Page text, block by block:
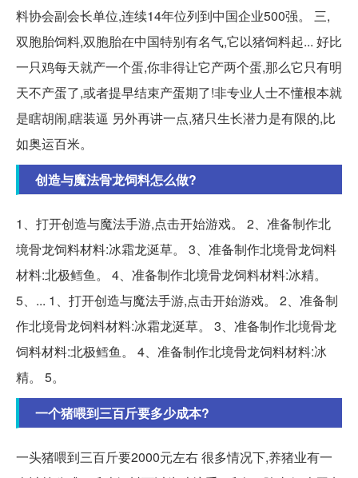
料协会副会长单位,连续14年位列到中国企业500强。 三,
双胞胎饲料,双胞胎在中国特别有名气,它以猪饲料起... 好比
一只鸡每天就产一个蛋,你非得让它产两个蛋,那么它只有明
天不产蛋了,或者提早结束产蛋期了!非专业人士不懂根本就
是瞎胡闹,瞎装逼 另外再讲一点,猪只生长潜力是有限的,比
如奥运百米。
创造与魔法骨龙饲料怎么做?
1、打开创造与魔法手游,点击开始游戏。 2、准备制作北
境骨龙饲料材料:冰霜龙涎草。 3、准备制作北境骨龙饲料
材料:北极鳕鱼。 4、准备制作北境骨龙饲料材料:冰精。
5、... 1、打开创造与魔法手游,点击开始游戏。 2、准备制
作北境骨龙饲料材料:冰霜龙涎草。 3、准备制作北境骨龙
饲料材料:北极鳕鱼。 4、准备制作北境骨龙饲料材料:冰
精。 5。
一个猪喂到三百斤要多少成本?
一头猪喂到三百斤要2000元左右 很多情况下,养猪业有一